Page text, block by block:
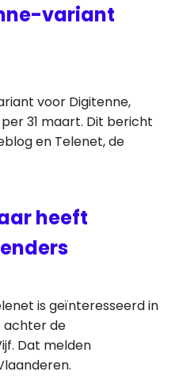
variant
voor Digitenne,
31 maart. Dit bericht
en Telenet, de
heeft
is geïnteresseerd in
achter de
Dat melden